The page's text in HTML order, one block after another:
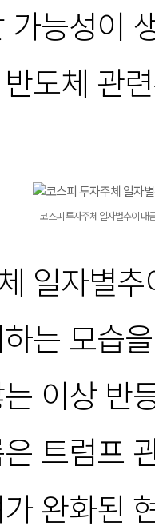
가능성이
도체 관
코스피 투자주체 일자별추이 대
일자별
는 모습
이상 반
트럼프
완화된